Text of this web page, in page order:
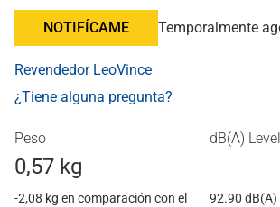
NOTIFÍCAME Temporalmente
Revendedor LeoVince
¿Tiene alguna pregunta?
Peso
0,57 kg
-2,08 kg en comparación con el
dB(A) Level
92.90